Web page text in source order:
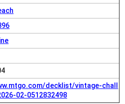
decklist/vintage-chall
02-0512832498